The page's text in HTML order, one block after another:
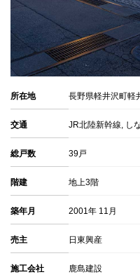
所在地 長野県軽井沢町軽
交通 JR北陸新幹線, し
総戸数 39戸
階建 地上3階
築年月 2001年 11月
売主 日東興産
施工会社 鹿島建設